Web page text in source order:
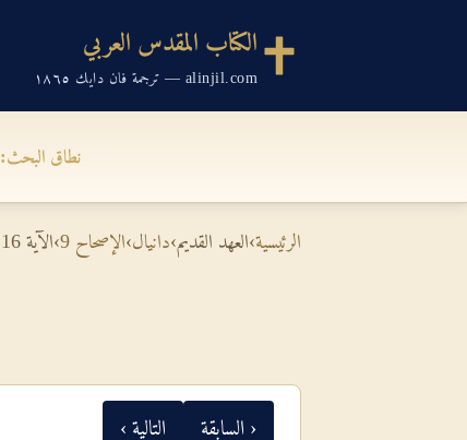
الكتاب المقدس العربي
alinjil.com — ترجمة فان دايك ١٨٦٥
نطاق البحث:
الرئيسية›العهد القديم›دانيال›الإصحاح 9 ›الآية 16
‹ السابقة التالية ›